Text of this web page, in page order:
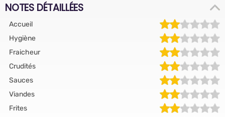
NOTES DÉTAILLÉES
Accueil
Hygiène
Fraicheur
Crudités
Sauces
Viandes
Frites